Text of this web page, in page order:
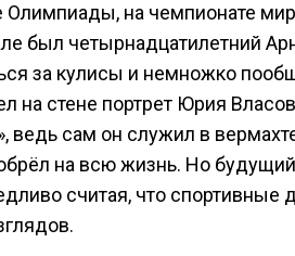
Олимпиады, на чемпионате
был четырнадцатилетний
за кулисы и немножко
на стене портрет Юрия
ведь сам он служил в
на всю жизнь. Но
считая, что